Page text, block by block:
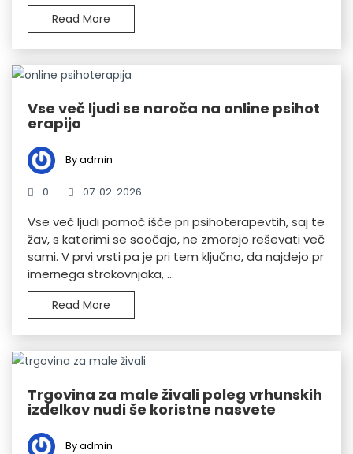
Read More
Vse več ljudi se naroča na online psihot
erapijo
By admin
0 07. 02. 2026
Vse več ljudi pomoč išče pri psihoterapevtih, saj te
žav, s katerimi se soočajo, ne zmorejo reševati več
sami. V prvi vrsti pa je pri tem ključno, da najdejo pr
imernega strokovnjaka, ...
Read More
Trgovina za male živali poleg vrhunskih
izdelkov nudi še koristne nasvete
By admin